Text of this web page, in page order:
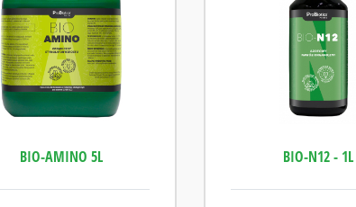
BIO-AMINO 5L BIO-N12 - 1L